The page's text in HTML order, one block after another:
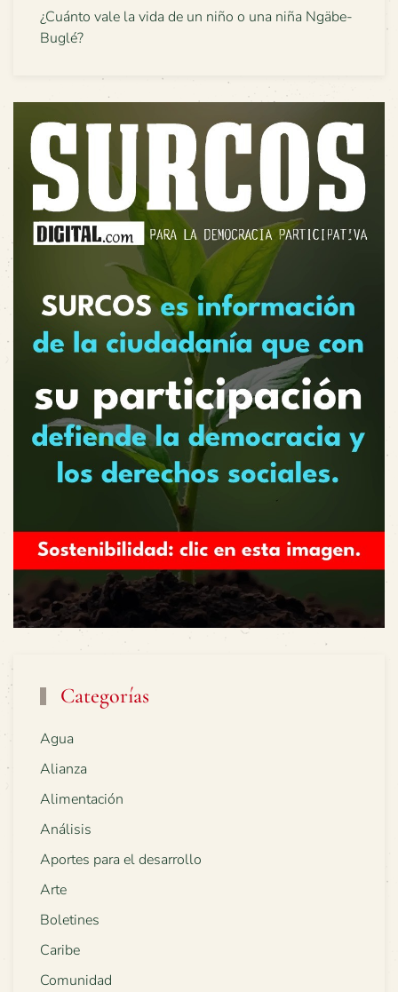
¿Cuánto vale la vida de un niño o una niña Ngäbe-
Buglé?
Categorías
Agua
Alianza
Alimentación
Análisis
Aportes para el desarrollo
Arte
Boletines
Caribe
Comunidad